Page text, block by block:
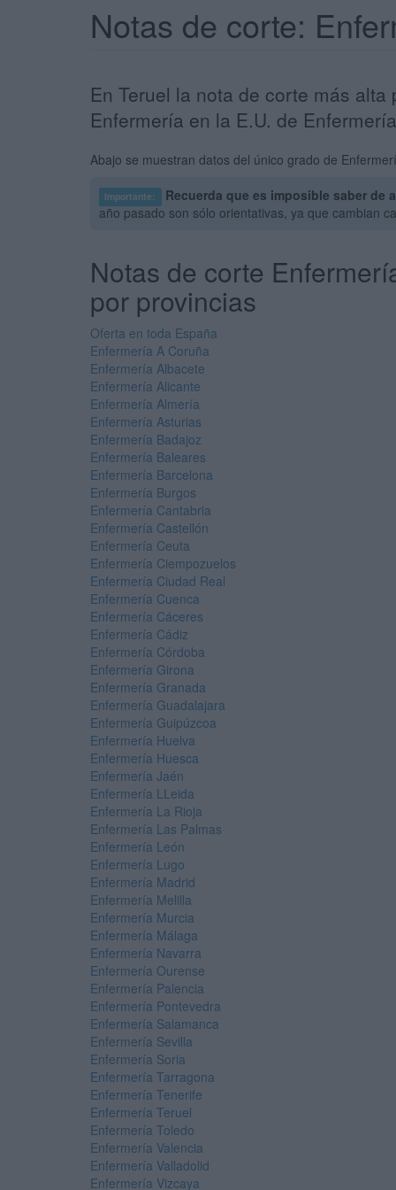
Notas de corte:
En Teruel la nota de corte más
Enfermería en la E.U. de
Abajo se muestran datos del único grado de
Importante: Recuerda que es imposible saber de
año pasado son sólo orientativas, ya que cambian
Notas de corte
por provincias
Oferta en toda España
Enfermería A Coruña
Enfermería Albacete
Enfermería Alicante
Enfermería Almería
Enfermería Asturias
Enfermería Badajoz
Enfermería Baleares
Enfermería Barcelona
Enfermería Burgos
Enfermería Cantabria
Enfermería Castellón
Enfermería Ceuta
Enfermería Ciempozuelos
Enfermería Ciudad Real
Enfermería Cuenca
Enfermería Cáceres
Enfermería Cádiz
Enfermería Córdoba
Enfermería Girona
Enfermería Granada
Enfermería Guadalajara
Enfermería Guipúzcoa
Enfermería Huelva
Enfermería Huesca
Enfermería Jaén
Enfermería LLeida
Enfermería La Rioja
Enfermería Las Palmas
Enfermería León
Enfermería Lugo
Enfermería Madrid
Enfermería Melilla
Enfermería Murcia
Enfermería Málaga
Enfermería Navarra
Enfermería Ourense
Enfermería Palencia
Enfermería Pontevedra
Enfermería Salamanca
Enfermería Sevilla
Enfermería Soria
Enfermería Tarragona
Enfermería Tenerife
Enfermería Teruel
Enfermería Toledo
Enfermería Valencia
Enfermería Valladolid
Enfermería Vizcaya